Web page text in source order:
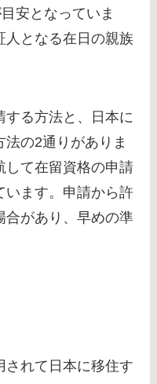
安となっていま
人となる在日の親族
する方法と、日本に
の2通りがありま
して在留資格の申請
います。申請から許
合があり、早めの準
されて日本に移住す